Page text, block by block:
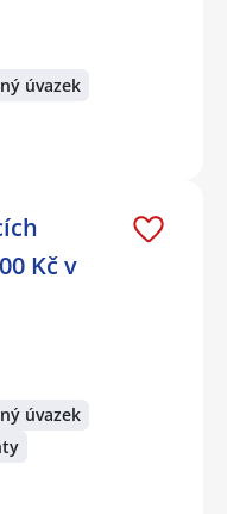
úvazek
Kč v
úvazek